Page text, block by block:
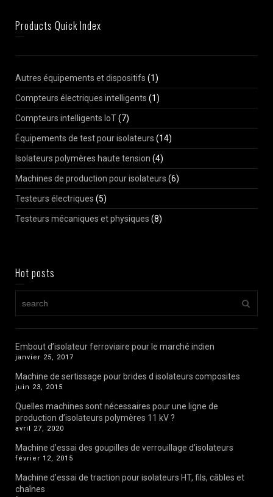
Products Quick Index
Autres équipements et dispositifs (1)
Compteurs électriques intelligents (1)
Compteurs intelligents IoT(7)
Équipements de test pour isolateurs (14)
Isolateurs polymères haute tension (4)
Machines de production pour isolateurs (6)
Testeurs électriques (5)
Testeurs mécaniques et physiques (8)
Hot posts
Embout d’isolateur ferroviaire pour le marché indien
janvier 25, 2017
Machine de sertissage pour brides d isolateurs composites
juin 23, 2015
Quelles machines sont nécessaires pour une ligne de
production d’isolateurs polymères 11 kV ?
avril 27, 2020
Machine d’essai des goupilles de verrouillage d’isolateurs
février 12, 2015
Machine d’essai de traction pour isolateurs HT, fils, câbles et
chaînes